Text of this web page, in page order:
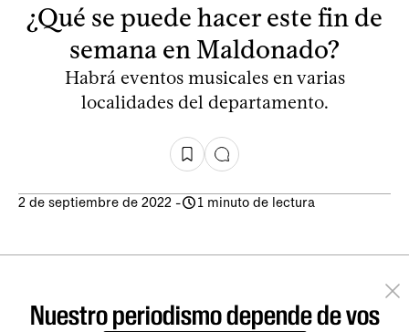
¿Qué se puede hacer este fin de
semana en Maldonado?
Habrá eventos musicales en varias
localidades del departamento.
2 de septiembre de 2022 - 1 minuto de lectura
Nuestro periodismo depende de vos